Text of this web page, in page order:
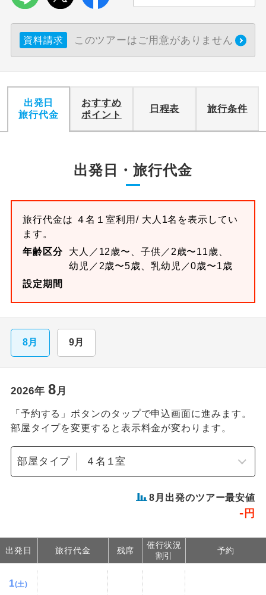
資料請求 このツアーはご用意がありません
出発日
旅行代金
おすすめ
ポイント
日程表 旅行条件
出発日・旅行代金
旅行代金は ４名１室利用/ 大人1名を表示してい
ます。
年齢区分
大人／12歳〜、子供／2歳〜11歳、
幼児／2歳〜5歳、乳幼児／0歳〜1歳
設定期間
8月 9月
2026年 8月
「予約する」ボタンのタップで申込画面に進みます。
部屋タイプを変更すると表示料金が変わります。
部屋タイプ
8 月出発のツアー最安値
- 円
出発日 旅行代金 残席
催行状況
割引
予約
1(土)